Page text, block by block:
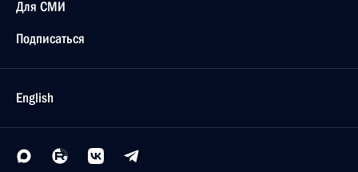
Российской Федерации» Филиппу Киркорову
20 января 2001 года, 00:00
19 января 2001 года, пятница
Владимир Путин провел второе заседание
государственной комиссии по подготовке